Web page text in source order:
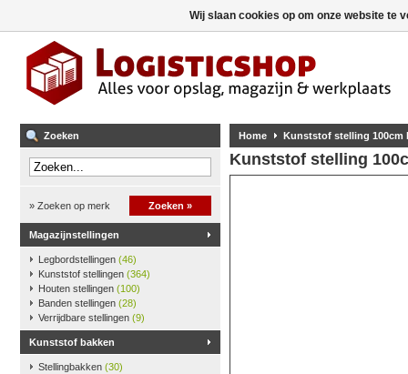
Zoeken
» Zoeken op merk Zoeken »
Magazijnstellingen
Legbordstellingen (46)
Kunststof stellingen (364)
Houten stellingen (100)
Banden stellingen (28)
Verrijdbare stellingen (9)
Kunststof bakken
Stellingbakken (30)
Home Kunststof stelling 100cm
Kunststof stelling
Wij slaan cookies op om onze website te